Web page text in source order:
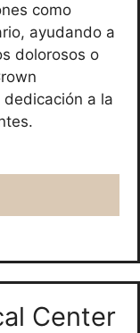
como
ayudando a
dolorosos o
a la
Center